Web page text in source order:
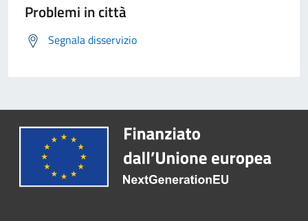
Problemi in città
Segnala disservizio